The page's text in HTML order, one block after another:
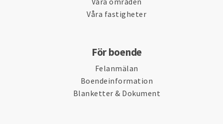
Våra fastigheter
För boende
Felanmälan
Boendeinformation
Blanketter & Dokument